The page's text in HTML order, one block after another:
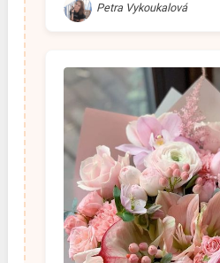
Petra Vykoukalová